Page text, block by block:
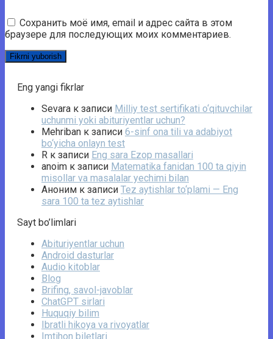
Сохранить моё имя, email и адрес сайта в этом
браузере для последующих моих комментариев.
Eng yangi fikrlar
Sevara к записи Milliy test sertifikati o‘qituvchilar
uchunmi yoki abituriyentlar uchun?
Mehriban к записи 6-sinf ona tili va adabiyot
bo‘yicha onlayn test
R к записи Eng sara Ezop masallari
anoim к записи Matematika fanidan 100 ta qiyin
misollar va masalalar yechimi bilan
Аноним к записи Tez aytishlar to‘plami — Eng
sara 100 ta tez aytishlar
Sayt bo’limlari
Abituriyentlar uchun
Android dasturlar
Audio kitoblar
Blog
Brifing, savol-javoblar
ChatGPT sirlari
Huquqiy bilim
Ibratli hikoya va rivoyatlar
Imtihon biletlari